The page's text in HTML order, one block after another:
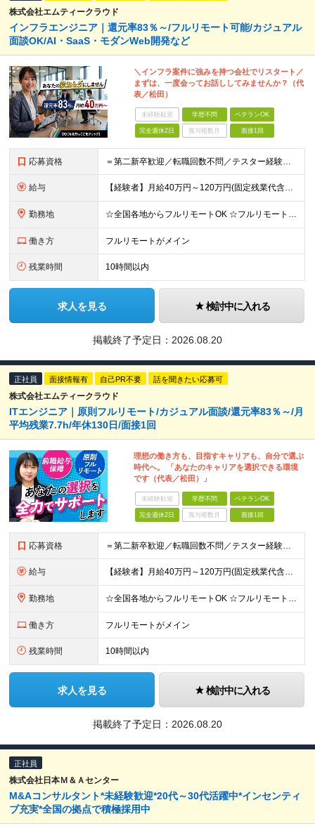
株式会社エムティークラウド
インフラエンジニア｜還元率83％～/フルリモート可能/カジュアル
面談OK/AI・SaaS・モダンWeb開発など
＼インフラ案件に強みを持つ会社でリスタート／
まずは、一度会ってお話ししてみませんか？（代
表／松田）
未経験歓迎 学歴不問 ベテランOK
完全週休2日 賞与複数月 面接1回
応募資格 ＝第二新卒歓迎／転職回数不問／テスター経験のみでもOK＝ ■学歴不問 ■ブランクOK ■エンジニアとしての実務経験1年以上 ※開発・インフラ・工程・言語は不問 ※テスター、運用保守経験のみの方も歓迎
給与 【経験者】月給40万円～120万円(固定残業代含む)+各種手当 ★前職給与の総収入額を100％保証｜還元率83％〜 ※固定残業代は、時間外労働の有無に関わらず30時間分を、月5万8000円～15万7
勤務地 ☆全国各地からフルリモートOK ☆フルリモートの社員が約8割！ ※希望をヒアリングした上で決定します 現在100名の社員のうち、約80名がフルリモートで活躍中。 一都三県、大阪、福岡、札幌、名古屋な
働き方 フルリモートがメイン
残業時間 10時間以内
求人を見る 検討中に入れる
掲載終了予定日： 2026.08.20
正社員 面接情報有 自己PR不要 話を聞きたい応募可
株式会社エムティークラウド
ITエンジニア｜原則フルリモート/カジュアル面談/還元率83％～/月
平均残業7.7h/年休130日/面接1回
理想の働き方も、目指すキャリアも、自分で選ぶ
時代へ。 「あなたのキャリアを選択できる環境
です（代表／松田）」
未経験歓迎 学歴不問 ベテランOK
完全週休2日 賞与複数月 面接1回
応募資格 ＝第二新卒歓迎／転職回数不問／テスター経験のみでもOK＝ ■学歴不問 ■ブランクOK ■エンジニアとしての実務経験1年以上 ※開発・インフラ・工程・言語は不問 ※テスター、運用保守経験のみの方も歓迎
給与 【経験者】月給40万円～120万円(固定残業代含む)+各種手当 ★前職給与の総収入額を100％保証｜還元率83％〜 ※固定残業代は、時間外労働の有無に関わらず30時間分を、月5万8000円～15万7
勤務地 ☆全国各地からフルリモートOK ☆フルリモートの社員が約8割！ ※希望をヒアリングした上で決定します 現在100名の社員のうち、約80名がフルリモートで活躍中。 一都三県、大阪、福岡、札幌、名古屋な
働き方 フルリモートがメイン
残業時間 10時間以内
求人を見る 検討中に入れる
掲載終了予定日： 2026.08.20
正社員
株式会社日本Ｍ＆Ａセンター
M&Aコンサルタント*未経験歓迎*20代～30代活躍中*インセンティ
ブ充実*全国の拠点で積極採用中